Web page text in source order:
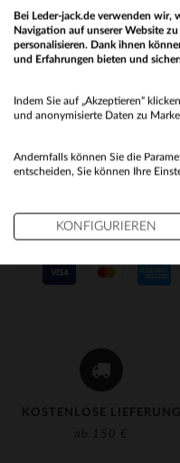
KOSTENLOSE LIEFERUNG
ab 150 €
per E-Mail
UNSERE
Bei Leder-jack.de verwenden wir,
Navigation auf unserer Website
personalisieren. Dank ihnen
und Erfahrungen bieten und
Indem Sie auf „Akzeptieren“
und anonymisierte Daten zu
Andernfalls können Sie die
entscheiden, Sie können Ihre
KONFIGURIEREN